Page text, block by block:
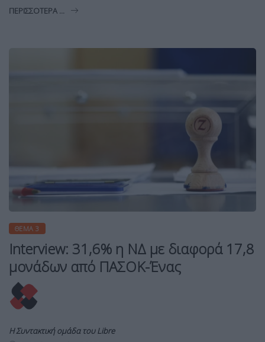
ΠΕΡΙΣΣΌΤΕΡΑ ...
ΘΈΜΑ 3
Interview: 31,6% η ΝΔ με διαφορά 17,8
μονάδων από ΠΑΣΟΚ-Ένας
Η Συντακτική ομάδα του Libre